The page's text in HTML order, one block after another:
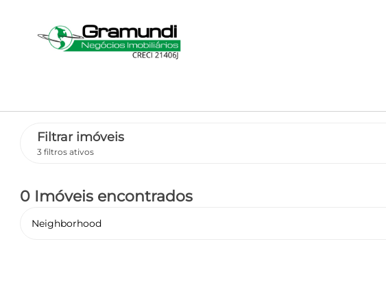
Filtrar imóveis
3 filtros ativos
0 Imóveis encontrados
Neighborhood